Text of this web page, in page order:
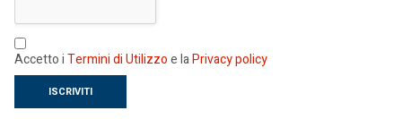
Accetto iTermini di Utilizzoe laPrivacy policy